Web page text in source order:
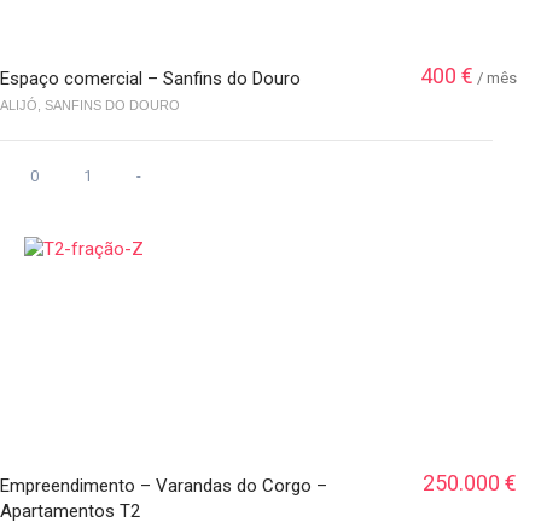
Espaço comercial – Sanfins do Douro
ALIJÓ, SANFINS DO DOURO
400 € / mês
0 1 -
Empreendimento – Varandas do Corgo –
Apartamentos T2
250.000 €